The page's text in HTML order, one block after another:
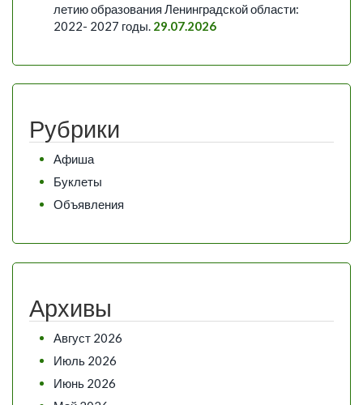
летию образования Ленинградской области:
2022- 2027 годы. 29.07.2026
Рубрики
Афиша
Буклеты
Объявления
Архивы
Август 2026
Июль 2026
Июнь 2026